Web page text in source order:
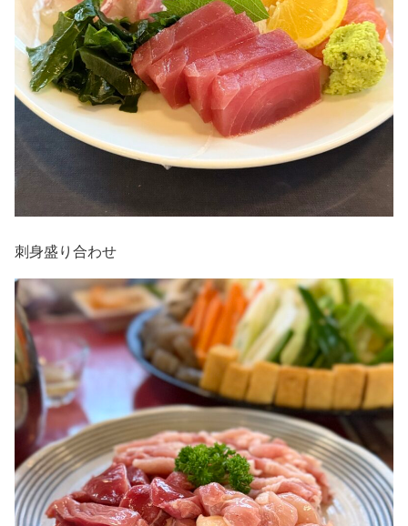
刺身盛り合わせ